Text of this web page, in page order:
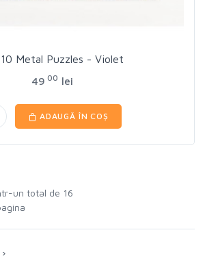
Metal Puzzles - Violet
49 00 lei
ADAUGĂ ÎN COȘ
un total de 16
›